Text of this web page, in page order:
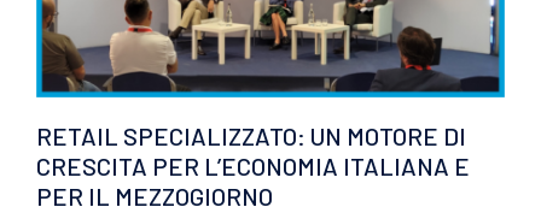
RETAIL SPECIALIZZATO: UN MOTORE DI
CRESCITA PER L’ECONOMIA ITALIANA E
PER IL MEZZOGIORNO